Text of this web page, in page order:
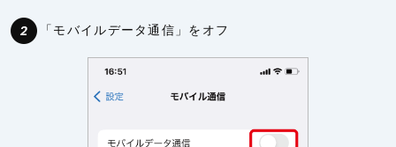
「モバイルデータ通信」をオフ